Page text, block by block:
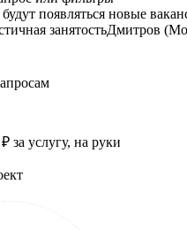
появляться новые
занятостьДмитров
₽ за услугу, на руки